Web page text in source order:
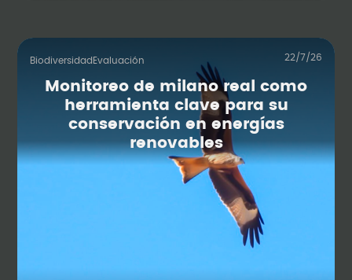
Biodiversidad Evaluación 22/7/26
Monitoreo de milano real como
herramienta clave para su
conservación en energías
renovables